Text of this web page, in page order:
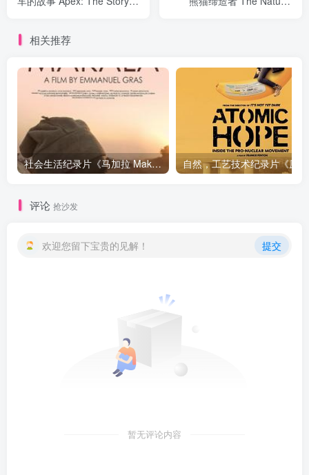
相关推荐
社会生活纪录片《马加拉 Makala》下载
评论 抢沙发
欢迎您留下宝贵的见解！ 提交
暂无评论内容